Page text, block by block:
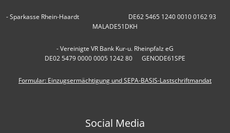
- Sparkasse Rhein-Haardt DE62 5465 1240 0010 0162 93
MALADE51DKH
- Vereinigte VR Bank Kur-u. Rheinpfalz eG
DE02 5479 0000 0005 1242 80 GENODE61SPE
Formular: Einzugsermächtigung und SEPA-BASIS-Lastschriftmandat
Social Media